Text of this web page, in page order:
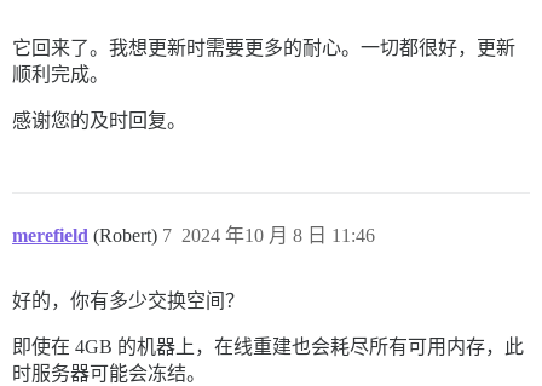
它回来了。我想更新时需要更多的耐心。一切都很好，更新
顺利完成。
感谢您的及时回复。
merefield (Robert) 2024 年10 月 8 日 11:46
7
好的，你有多少交换空间？
即使在 4GB 的机器上，在线重建也会耗尽所有可用内存，此
时服务器可能会冻结。